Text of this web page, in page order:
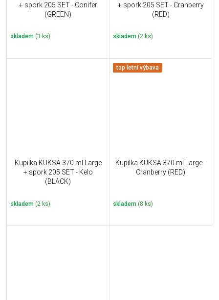
+ spork 205 SET - Conifer
(GREEN)
skladem (3 ks)
+ spork 205 SET - Cranberry
(RED)
skladem (2 ks)
Kupilka KUKSA 370 ml Large
+ spork 205 SET - Kelo
(BLACK)
skladem (2 ks)
top letní výbava
Kupilka KUKSA 370 ml Large -
Cranberry (RED)
skladem (8 ks)